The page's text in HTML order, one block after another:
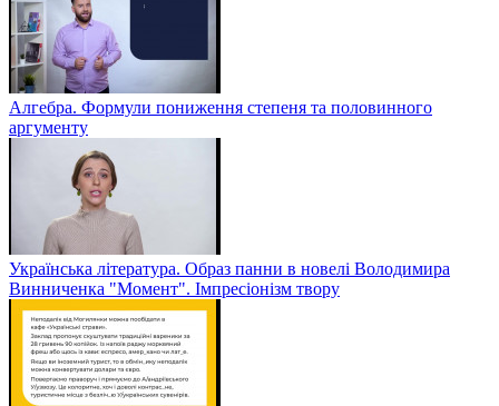
Алгебра. Формули пониження степеня та половинного
аргументу
Українська література. Образ панни в новелі Володимира
Винниченка "Момент". Імпресіонізм твору